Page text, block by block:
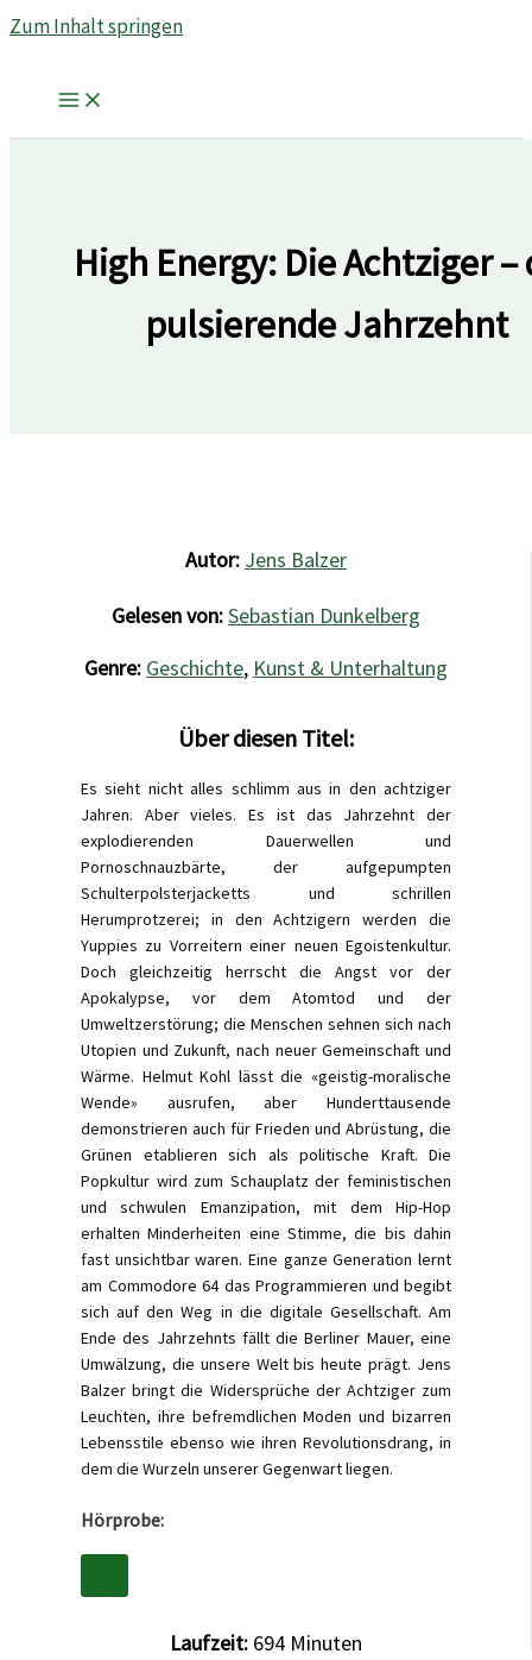
Zum Inhalt springen
High Energy: Die Achtziger –
pulsierende Jahrzehnt
Autor: Jens Balzer
Gelesen von:Sebastian Dunkelberg
Genre: Geschichte, Kunst & Unterhaltung
Über diesen Titel:
Es sieht nicht alles schlimm aus in den achtziger
Jahren. Aber vieles. Es ist das Jahrzehnt der
explodierenden Dauerwellen und
Pornoschnauzbärte, der aufgepumpten
Schulterpolsterjacketts und schrillen
Herumprotzerei; in den Achtzigern werden die
Yuppies zu Vorreitern einer neuen Egoistenkultur.
Doch gleichzeitig herrscht die Angst vor der
Apokalypse, vor dem Atomtod und der
Umweltzerstörung; die Menschen sehnen sich nach
Utopien und Zukunft, nach neuer Gemeinschaft und
Wärme. Helmut Kohl lässt die «geistig-moralische
Wende» ausrufen, aber Hunderttausende
demonstrieren auch für Frieden und Abrüstung, die
Grünen etablieren sich als politische Kraft. Die
Popkultur wird zum Schauplatz der feministischen
und schwulen Emanzipation, mit dem Hip-Hop
erhalten Minderheiten eine Stimme, die bis dahin
fast unsichtbar waren. Eine ganze Generation lernt
am Commodore 64 das Programmieren und begibt
sich auf den Weg in die digitale Gesellschaft. Am
Ende des Jahrzehnts fällt die Berliner Mauer, eine
Umwälzung, die unsere Welt bis heute prägt. Jens
Balzer bringt die Widersprüche der Achtziger zum
Leuchten, ihre befremdlichen Moden und bizarren
Lebensstile ebenso wie ihren Revolutionsdrang, in
dem die Wurzeln unserer Gegenwart liegen.
Hörprobe:
Laufzeit: 694 Minuten